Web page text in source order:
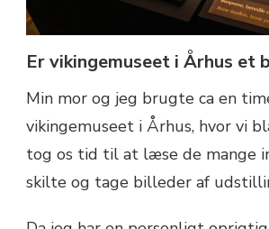
Er vikingemuseet i Århus et
Min mor og jeg brugte ca en
vikingemuseet i Århus, hvor vi
tog os tid til at læse de mange
skilte og tage billeder af